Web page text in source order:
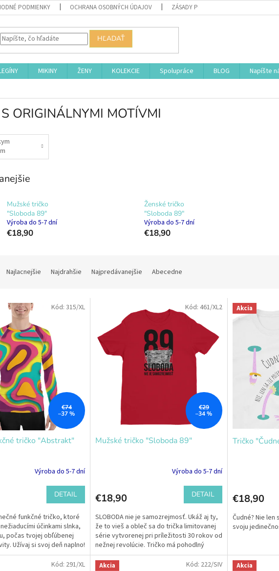
PODMIENKY OCHRANA OSOBNÝCH ÚDAJOV ZÁSADY POUŽÍVANIA SÚBOROV COOKIES
HĽADAŤ
MIKINY ŽENY KOLEKCIE Spolupráce BLOG Napíšte
ORIGINÁLNYMI MOTÍVMI
Mužské tričko
"Sloboda 89"
Výroba do 5-7 dní
€18,90
Ženské tričko
"Sloboda 89"
Výroba do 5-7 dní
€18,90
Najlacnejšie Najdrahšie Najpredávanejšie Abecedne
€74
–37 %
tričko "Abstrakt"
Výroba do 5-7 dní
DETAIL
funkčné tričko, ktoré
účinkami slnka,
počas tvojej obľúbenej
Užívaj si svoj deň naplno!
Kód: 315/XL
€29
–34 %
Mužské tričko "Sloboda 89"
Výroba do 5-7 dní
€18,90 DETAIL
SLOBODA nie je samozrejmosť. Ukáž aj ty,
že to vieš a obleč sa do trička limitovanej
série vytvorenej pri príležitosti 30 rokov od
nežnej revolúcie. Tričko má pohodlný
mužský...
Kód: 461/XL2 Akcia
Tričko
€18,90
Čudné? Nie len
svoju
Kód: 291/XL Akcia Kód: 222/SIV Akcia